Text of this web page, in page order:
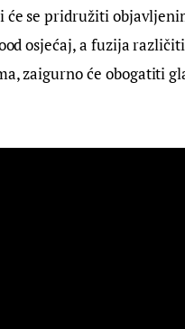
se pridružiti
osjećaj, a fuzija
zaigurno će obogatiti